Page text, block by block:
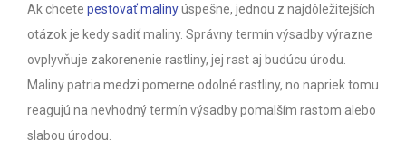
Ak chcete pestovať malinyúspešne, jednou z najdôležitejších
otázok je kedy sadiť maliny. Správny termín výsadby výrazne
ovplyvňuje zakorenenie rastliny, jej rast aj budúcu úrodu.
Maliny patria medzi pomerne odolné rastliny, no napriek tomu
reagujú na nevhodný termín výsadby pomalším rastom alebo
slabou úrodou.